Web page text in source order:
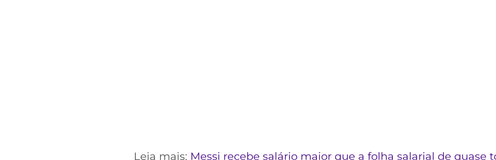
Leia mais: Messi recebe salário maior que a folha salarial de quase